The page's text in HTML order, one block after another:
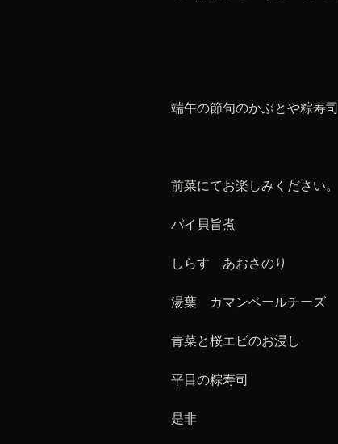
端午の節句のかぶとや粽寿司
前菜にてお楽しみください。
バイ貝旨煮
しらす あおさのり
湯葉 カマンベールチーズ
青菜と桜エビのお浸し
平目の粽寿司
是非